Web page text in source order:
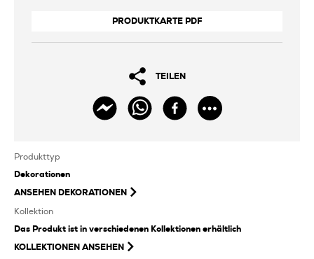
PRODUKTKARTE PDF
TEILEN
Produkttyp
Dekorationen
ANSEHEN DEKORATIONEN
Kollektion
Das Produkt ist in verschiedenen Kollektionen erhältlich
KOLLEKTIONEN ANSEHEN